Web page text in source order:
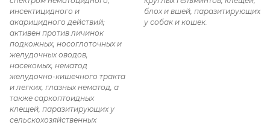
инсектицидного и
акарицидного действий;
активен против личинок
подкожных, носоглоточных и
желудочных оводов,
насекомых, нематод
желудочно-кишечного тракта
и легких, глазных нематод, а
также саркоптоидных
клещей, паразитирующих у
сельскохозяйственных
блох и вшей, паразитирующих
у собак и кошек.